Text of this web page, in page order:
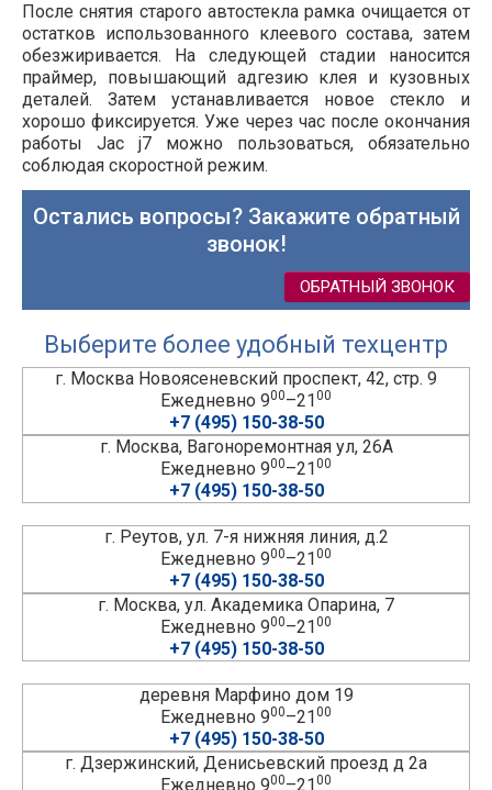
После снятия старого автостекла рамка очищается от
остатков использованного клеевого состава, затем
обезжиривается. На следующей стадии наносится
праймер, повышающий адгезию клея и кузовных
деталей. Затем устанавливается новое стекло и
хорошо фиксируется. Уже через час после окончания
работы Jac j7 можно пользоваться, обязательно
соблюдая скоростной режим.
Остались вопросы? Закажите обратный
звонок!
ОБРАТНЫЙ ЗВОНОК
Выберите более удобный техцентр
г. Москва Новоясеневский проспект, 42, стр. 9
Ежедневно 900–21 00
+7 (495) 150-38-50
г. Москва, Вагоноремонтная ул, 26А
Ежедневно 900–21 00
+7 (495) 150-38-50
г. Реутов, ул. 7-я нижняя линия, д.2
Ежедневно 900–21 00
+7 (495) 150-38-50
г. Москва, ул. Академика Опарина, 7
Ежедневно 900–21 00
+7 (495) 150-38-50
деревня Марфино дом 19
Ежедневно 900–21 00
+7 (495) 150-38-50
г. Дзержинский, Денисьевский проезд д 2а
Ежедневно 900–21 00